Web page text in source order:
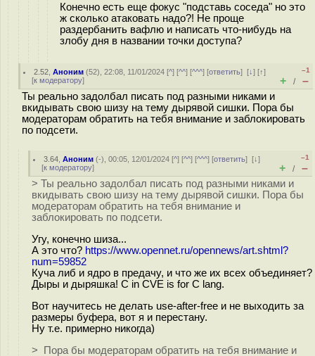
Конечно есть еще фокус "подставь соседа" но это
ж сколько атаковать надо?! Не проще
раздербанить вафлю и написать что-нибудь на
злобу дня в названии точки доступа?
2.52 ,Аноним (52), 22:08, 11/01/2024 [^] [^^] [^^^] [ответить][↓] [↑]
[к модератору]
–1
+ / –
Ты реально задолбал писать под разными никами и
вкидывать свою шизу на тему дыpявой cишки. Пора бы
модераторам обратить на тебя внимание и заблокировать
по подсети.
3.64 ,Аноним (-), 00:05, 12/01/2024 [^] [^^] [^^^] [ответить][↓]
[к модератору]
–1
+ / –
> Ты реально задолбал писать под разными никами и
вкидывать свою шизу на тему дыpявой cишки. Пора бы
модераторам обратить на тебя внимание и
заблокировать по подсети.
Угу, конечно шиза...
А это что? https://www.opennet.ru/opennews/art.shtml?
num=59852
Куча либ и ядро в предачу, и что же их всех объединяет?
Дыры и дыряшка! C in CVE is for C lang.
Вот научитесь не делать use-after-free и не выходить за
размеры буфера, вот я и перестану.
Ну т.е. примерно никогда)
> Пора бы модераторам обратить на тебя внимание и